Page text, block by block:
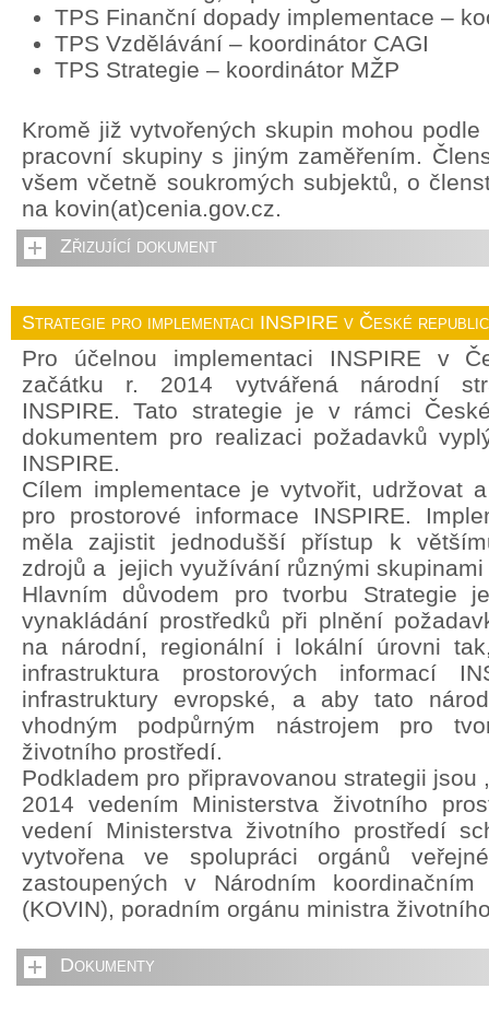
TPS Finanční dopady implementace –
TPS Vzdělávání – koordinátor CAGI
TPS Strategie – koordinátor MŽP
Kromě již vytvořených skupin mohou
pracovní skupiny s jiným zaměřením.
všem včetně soukromých subjektů, o
na kovin(at)cenia.gov.cz.
Zřizující dokument
Strategie pro implementaci INSPIRE v České
Pro účelnou implementaci INSPIRE v
začátku r. 2014 vytvářená národní
INSPIRE. Tato strategie je v rámci
dokumentem pro realizaci požadavků
INSPIRE.
Cílem implementace je vytvořit, udržovat
pro prostorové informace INSPIRE.
měla zajistit jednodušší přístup k
zdrojů a jejich využívání různými skupinami
Hlavním důvodem pro tvorbu Strategie
vynakládání prostředků při plnění
na národní, regionální i lokální úrovni
infrastruktura prostorových informací
infrastruktury evropské, a aby tato
vhodným podpůrným nástrojem pro
životního prostředí.
Podkladem pro připravovanou strategii jsou
2014 vedením Ministerstva životního
vedení Ministerstva životního prostředí
vytvořena ve spolupráci orgánů
zastoupených v Národním
(KOVIN), poradním orgánu ministra
Dokumenty